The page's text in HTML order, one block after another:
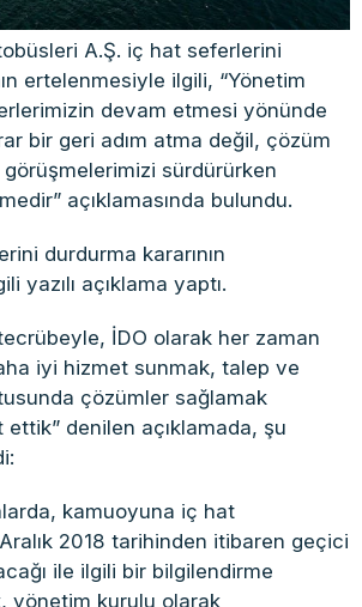
A.Ş. iç hat seferlerini
ertelenmesiyle ilgili, “Yönetim
devam etmesi yönünde
bir geri adım atma değil, çözüm
görüşmelerimizi sürdürürken
açıklamasında bulundu.
durdurma kararının
yazılı açıklama yaptı.
tecrübeyle, İDO olarak her zaman
iyi hizmet sunmak, talep ve
çözümler sağlamak
ettik” denilen açıklamada, şu
kamuoyuna iç hat
2018 tarihinden itibaren geçici
ile ilgili bir bilgilendirme
yönetim kurulu olarak